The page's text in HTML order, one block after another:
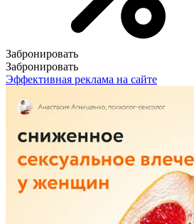
Забронировать
Забронировать
Эффективная реклама на сайте